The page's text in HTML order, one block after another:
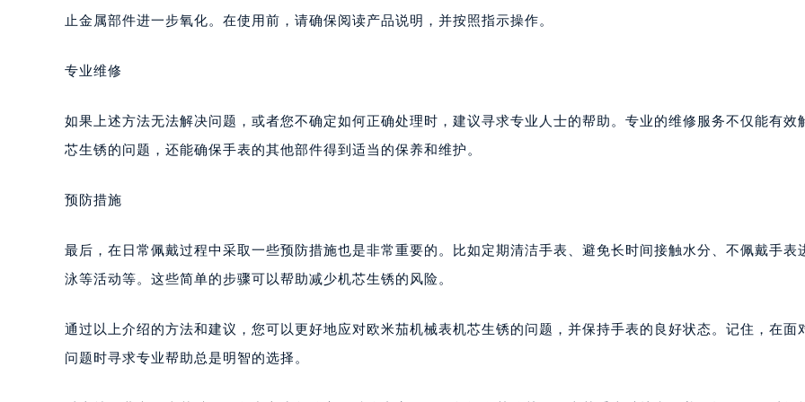
止金属部件进一步氧化。在使用前，请确保阅读产品说明，并按照指示操作。
专业维修
如果上述方法无法解决问题，或者您不确定如何正确处理时，建议寻求专业人士的帮助。专业的维修服务不仅能有效
芯生锈的问题，还能确保手表的其他部件得到适当的保养和维护。
预防措施
最后，在日常佩戴过程中采取一些预防措施也是非常重要的。比如定期清洁手表、避免长时间接触水分、不佩戴手表
泳等活动等。这些简单的步骤可以帮助减少机芯生锈的风险。
通过以上介绍的方法和建议，您可以更好地应对欧米茄机械表机芯生锈的问题，并保持手表的良好状态。记住，在面
问题时寻求专业帮助总是明智的选择。